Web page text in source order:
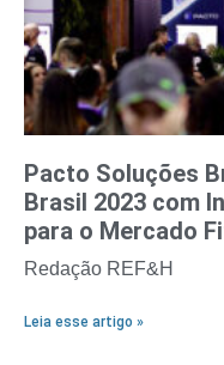
Pacto Soluções
Brasil 2023 com
para o Mercado
Redação REF&H
Leia esse artigo »